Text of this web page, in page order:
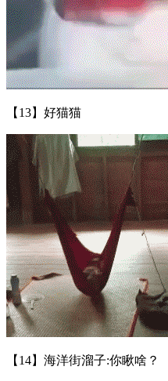
【13】好猫猫
【14】海洋街溜子:你瞅啥？